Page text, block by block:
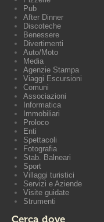
Pub
After Dinner
Discoteche
Benessere
Divertimenti
Auto/Moto
Media
Agenzie Stampa
Viaggi Escursioni
Comuni
Associazioni
Informatica
Immobiliari
Proloco
Enti
Spettacoli
Fotografia
Stab. Balneari
Sport
Villaggi turistici
Servizi e Aziende
Visite guidate
Strumenti
Cerca dove